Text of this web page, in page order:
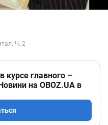
курсе главного –
на OBOZ.UA в